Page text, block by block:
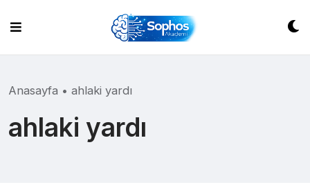
content
Anasayfa • ahlaki yardı
ahlaki yardı